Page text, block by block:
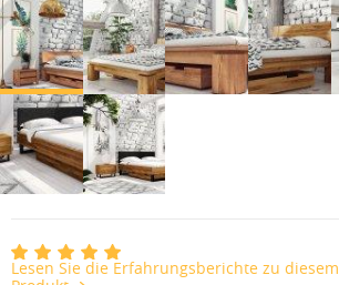
Lesen Sie die Erfahrungsberichte zu diesem